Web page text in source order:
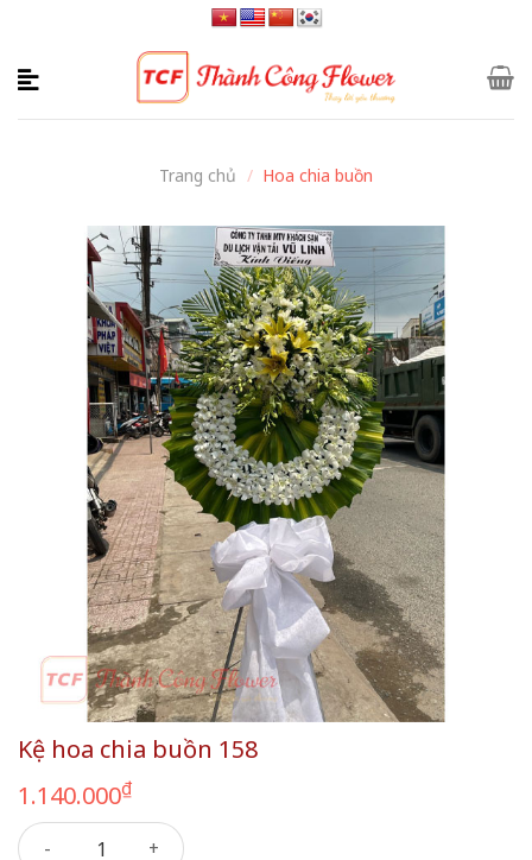
content
Trang chủ / Hoa chia buồn
Kệ hoa chia buồn 158
1.140.000₫
Kệ hoa chia buồn 158 số lượng